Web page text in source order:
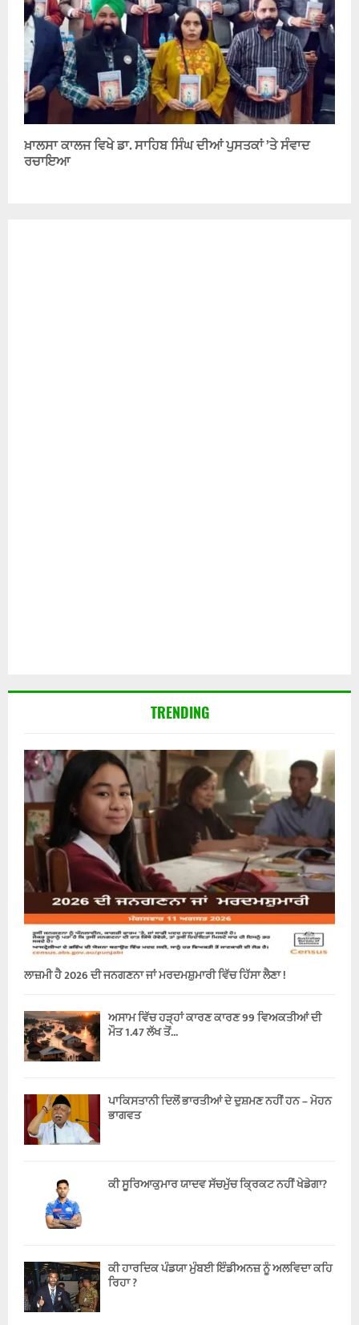
ਖ਼ਾਲਸਾ ਕਾਲਜ ਵਿਖੇ ਡਾ. ਸਾਹਿਬ ਸਿੰਘ ਦੀਆਂ ਪੁਸਤਕਾਂ ’ਤੇ ਸੰਵਾਦ
ਰਚਾਇਆ
TRENDING
ਲਾਜ਼ਮੀ ਹੈ 2026 ਦੀ ਜਨਗਣਨਾ ਜਾਂ ਮਰਦਮਸ਼ੁਮਾਰੀ ਵਿੱਚ ਹਿੱਸਾ ਲੈਣਾ !
ਅਸਾਮ ਵਿੱਚ ਹੜ੍ਹਾਂ ਕਾਰਣ ਕਾਰਣ 99 ਵਿਅਕਤੀਆਂ ਦੀ
ਮੌਤ 1.47 ਲੱਖ ਤੋਂ...
ਪਾਕਿਸਤਾਨੀ ਦਿਲੋਂ ਭਾਰਤੀਆਂ ਦੇ ਦੁਸ਼ਮਣ ਨਹੀਂ ਹਨ – ਮੋਹਨ
ਭਾਗਵਤ
ਕੀ ਸੂਰਿਆਕੁਮਾਰ ਯਾਦਵ ਸੱਚਮੁੱਚ ਕ੍ਰਿਕਟ ਨਹੀਂ ਖੇਡੇਗਾ?
ਕੀ ਹਾਰਦਿਕ ਪੰਡਯਾ ਮੁੰਬਈ ਇੰਡੀਅਨਜ਼ ਨੂੰ ਅਲਵਿਦਾ ਕਹਿ
ਰਿਹਾ ?